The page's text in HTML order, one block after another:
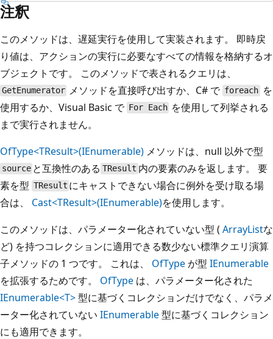
注釈
このメソッドは、遅延実行を使用して実装されます。 即時戻
り値は、アクションの実行に必要なすべての情報を格納するオ
ブジェクトです。 このメソッドで表されるクエリは、
GetEnumerator メソッドを直接呼び出すか、C# で foreach を
使用するか、Visual Basic で For Each を使用して列挙される
まで実行されません。
OfType<TResult>(IEnumerable) メソッドは、null 以外で型
source と互換性のある TResult 内の要素のみを返します。 要
素を型 TResult にキャストできない場合に例外を受け取る場
合は、 Cast<TResult>(IEnumerable)を使用します。
このメソッドは、パラメーター化されていない型 ( ArrayListな
ど) を持つコレクションに適用できる数少ない標準クエリ演算
子メソッドの 1 つです。 これは、 OfType が型 IEnumerable
を拡張するためです。 OfType は、パラメーター化された
IEnumerable<T>型に基づくコレクションだけでなく、パラメ
ーター化されていない IEnumerable型に基づくコレクション
にも適用できます。